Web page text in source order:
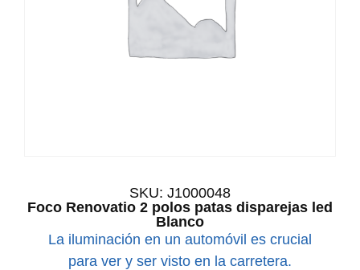
SKU: J1000048
Foco Renovatio 2 polos patas disparejas led
Blanco
La iluminación en un automóvil es crucial
para ver y ser visto en la carretera.